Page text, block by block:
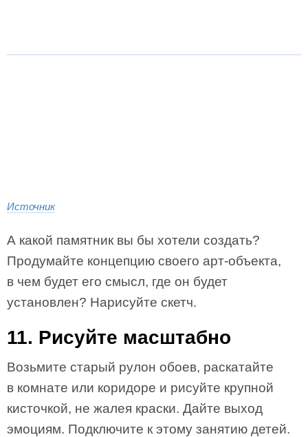
Источник
А какой памятник вы бы хотели создать?
Продумайте концепцию своего арт-объекта,
в чем будет его смысл, где он будет
установлен? Нарисуйте скетч.
11. Рисуйте масштабно
Возьмите старый рулон обоев, раскатайте
в комнате или коридоре и рисуйте крупной
кисточкой, не жалея краски. Дайте выход
эмоциям. Подключите к этому занятию детей.